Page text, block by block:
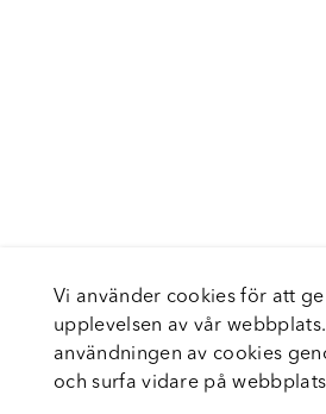
Vi använder cookies för att
upplevelsen av vår
användningen av cookies
och surfa vidare på